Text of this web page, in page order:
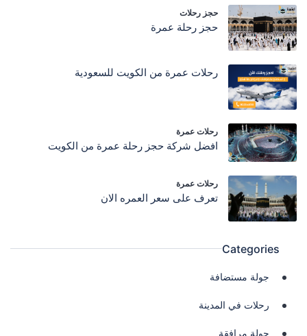
حجز رحلات
حجز رحلة عمرة
رحلات عمرة من الكويت للسعودية
رحلات عمرة
افضل شركة حجز رحلة عمرة من الكويت
رحلات عمرة
تعرف على سعر العمره الان
Categories
جولة مستضافة
رحلات في المدينة
جولة مرافقة